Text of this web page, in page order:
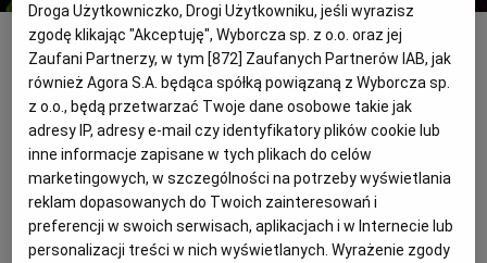
DRÓB
MIĘSA
RYBY
PRZEKĄSKI
KUCHNIA PORTUGALSKA
KUCHNIA FRANCUSKA
KUCHNIA AMERYKAŃSKA
KUCHNIA POLSKA
BEZ GLUTENU
KSIĄŻKI KULINARNE
SZEF KUCHNI
BIELSKO-BIAŁA
BYDGOSZCZ
CZĘSTOCHOWA
ELBLĄG
MAGAZYNY
DUŻY FORMAT
WOLNA SOBOTA
ALE HISTORIA
WYBORCZA CLASSIC
WYBORCZA.BIZ
WYSOKIE OBCASY
Syrop z bzu(Fot. Shutterstock)
W czerwcu krzewy czarnego bzu obsypują
się białymi kwiatami. Warto to wykorzystać,
by przygotować z nich desery, syropy czy
dżemy
Droga Użytkowniczko, Drogi Użytkowniku, jeśli wyrazisz
zgodę klikając "Akceptuję", Wyborcza sp. z o.o. oraz jej
Zaufani Partnerzy, w tym [872] Zaufanych Partnerów IAB, jak
również Agora S.A. będąca spółką powiązaną z Wyborcza sp.
z o.o., będą przetwarzać Twoje dane osobowe takie jak
adresy IP, adresy e-mail czy identyfikatory plików cookie lub
inne informacje zapisane w tych plikach do celów
marketingowych, w szczególności na potrzeby wyświetlania
reklam dopasowanych do Twoich zainteresowań i
preferencji w swoich serwisach, aplikacjach i w Internecie lub
personalizacji treści w nich wyświetlanych. Wyrażenie zgody